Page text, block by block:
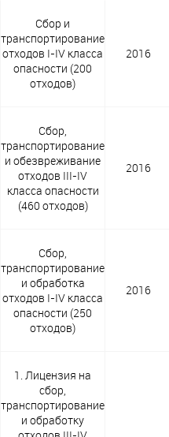
Сбор и
транспортирование
отходов I-IV класса
опасности (200
отходов)
2016
Сбор,
транспортирование
и обезвреживание
отходов III-IV
класса опасности
(460 отходов)
2016
Сбор,
транспортирование
и обработка
отходов I-IV класса
опасности (250
отходов)
2016
1. Лицензия на
сбор,
транспортирование
и обработку